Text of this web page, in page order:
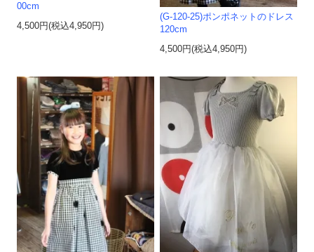
00cm
4,500円(税込4,950円)
(G-120-25)ポンポネットのドレス
120cm
4,500円(税込4,950円)